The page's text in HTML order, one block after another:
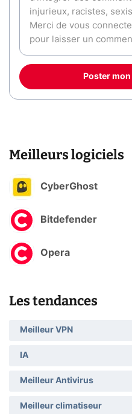
Poster
Meilleurs logiciels
CyberGhost
Bitdefender
Opera
Les tendances
Meilleur VPN
IA
Meilleur Antivirus
Meilleur climatiseur